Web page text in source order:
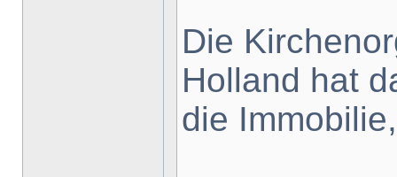
Die
Holland hat
die